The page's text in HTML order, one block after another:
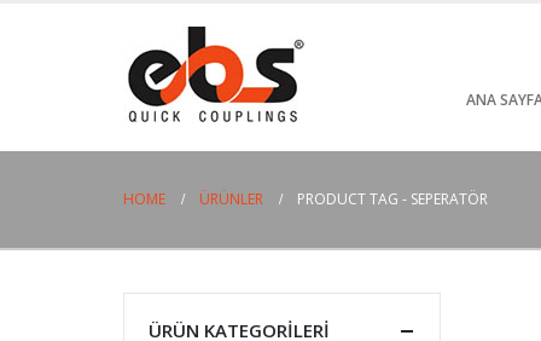
ANA
HOME ÜRÜNLER PRODUCT TAG - SEPERATÖR
ÜRÜN KATEGORILERI